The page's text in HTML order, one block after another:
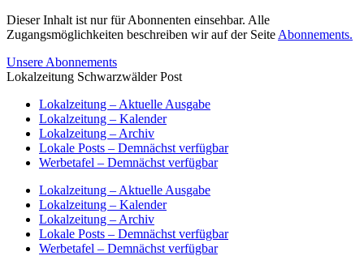
Dieser Inhalt ist nur für Abonnenten einsehbar. Alle
Zugangsmöglichkeiten beschreiben wir auf der Seite Abonnements.
Unsere Abonnements
Lokalzeitung Schwarzwälder Post
Lokalzeitung – Aktuelle Ausgabe
Lokalzeitung – Kalender
Lokalzeitung – Archiv
Lokale Posts – Demnächst verfügbar
Werbetafel – Demnächst verfügbar
Lokalzeitung – Aktuelle Ausgabe
Lokalzeitung – Kalender
Lokalzeitung – Archiv
Lokale Posts – Demnächst verfügbar
Werbetafel – Demnächst verfügbar